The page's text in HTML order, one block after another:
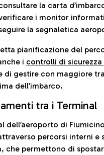
la carta
i monitor
la segnaletica
pianificazione del
i controlli di sicurezza
di gestire con maggiore
dell’imbarco.
tra i Terminal
dell’aeroporto di
percorsi interni e
che permettono di